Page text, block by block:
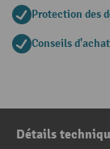
Protection des
Conseils
Détails